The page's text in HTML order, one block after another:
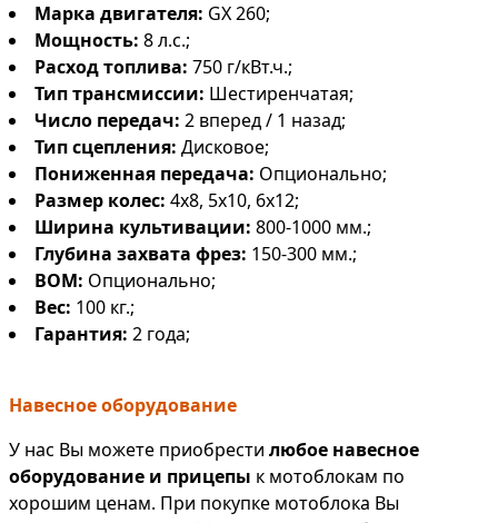
Марка двигателя: GX 260;
Мощность: 8 л.с.;
Расход топлива: 750 г/кВт.ч.;
Тип трансмиссии: Шестиренчатая;
Число передач: 2 вперед / 1 назад;
Тип сцепления: Дисковое;
Пониженная передача: Опционально;
Размер колес: 4х8, 5х10, 6х12;
Ширина культивации: 800-1000 мм.;
Глубина захвата фрез: 150-300 мм.;
ВОМ: Опционально;
Вес: 100 кг.;
Гарантия: 2 года;
Навесное оборудование
У нас Вы можете приобрести любое навесное
оборудование и прицепы к мотоблокам по
хорошим ценам. При покупке мотоблока Вы